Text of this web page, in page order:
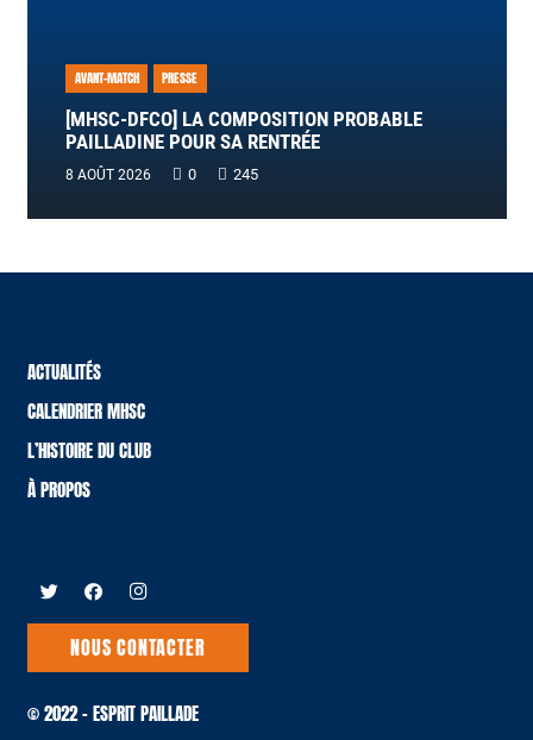
AVANT-MATCH PRESSE
[MHSC-DFCO] LA COMPOSITION PROBABLE
PAILLADINE POUR SA RENTRÉE
8 AOÛT 2026 0 245
ACTUALITÉS
CALENDRIER MHSC
L’HISTOIRE DU CLUB
À PROPOS
NOUS CONTACTER
© 2022 – ESPRIT PAILLADE